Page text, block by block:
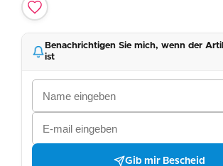
Benachrichtigen Sie mich, wenn der
ist
Gib mir Bescheid